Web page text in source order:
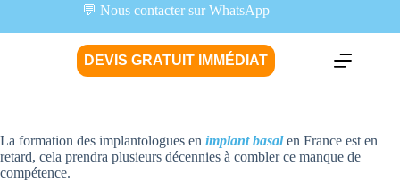
💬 Nous contacter sur WhatsApp
DEVIS GRATUIT IMMÉDIAT
La formation des implantologues en implant basalen France est en
retard, cela prendra plusieurs décennies à combler ce manque de
compétence.